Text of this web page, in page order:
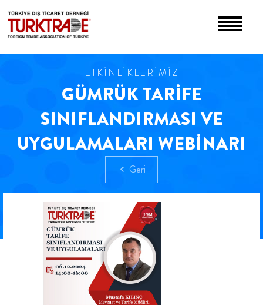
ETKİNLİKLERİMİZ
GÜMRÜK TARİFE
SINIFLANDIRMASI VE
UYGULAMALARI WEBİNARI
Geri